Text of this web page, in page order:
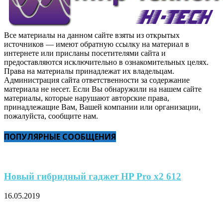
Все материалы на данном сайте взяты из открытых
источников — имеют обратную ссылку на материал в
интернете или присланы посетителями сайта и
предоставляются исключительно в ознакомительных целях.
Права на материалы принадлежат их владельцам.
Администрация сайта ответственности за содержание
материала не несет. Если Вы обнаружили на нашем сайте
материалы, которые нарушают авторские права,
принадлежащие Вам, Вашей компании или организации,
пожалуйста, сообщите нам.
ПОПУЛЯРНЫЕ СООБЩЕНИЯ
Новый гибридный гаджет HP Pro x2 612
16.05.2019